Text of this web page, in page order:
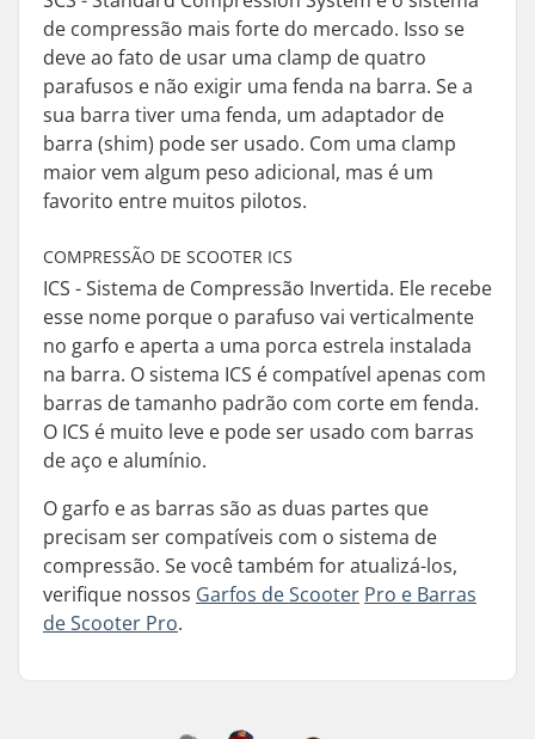
de compressão mais forte do mercado. Isso se
deve ao fato de usar uma clamp de quatro
parafusos e não exigir uma fenda na barra. Se a
sua barra tiver uma fenda, um adaptador de
barra (shim) pode ser usado. Com uma clamp
maior vem algum peso adicional, mas é um
favorito entre muitos pilotos.
COMPRESSÃO DE SCOOTER ICS
ICS - Sistema de Compressão Invertida. Ele recebe
esse nome porque o parafuso vai verticalmente
no garfo e aperta a uma porca estrela instalada
na barra. O sistema ICS é compatível apenas com
barras de tamanho padrão com corte em fenda.
O ICS é muito leve e pode ser usado com barras
de aço e alumínio.
O garfo e as barras são as duas partes que
precisam ser compatíveis com o sistema de
compressão. Se você também for atualizá-los,
verifique nossos Garfos de Scooter Pro e Barras
de Scooter Pro.